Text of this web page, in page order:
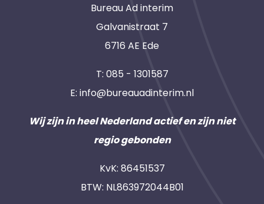
Bureau Ad interim
Galvanistraat 7
6716 AE Ede
T: 085 - 1301587
E: info@bureauadinterim.nl
Wij zijn in heel Nederland actief en zijn niet
regio gebonden
KvK: 86451537
BTW: NL863972044B01